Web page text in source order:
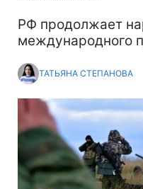
РФ продолжает
международного
ТАТЬЯНА СТЕПАНОВА